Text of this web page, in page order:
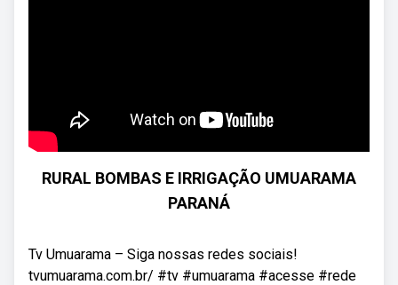
RURAL BOMBAS E IRRIGAÇÃO UMUARAMA
PARANÁ
Tv Umuarama – Siga nossas redes sociais!
tvumuarama.com.br/ #tv #umuarama #acesse #rede